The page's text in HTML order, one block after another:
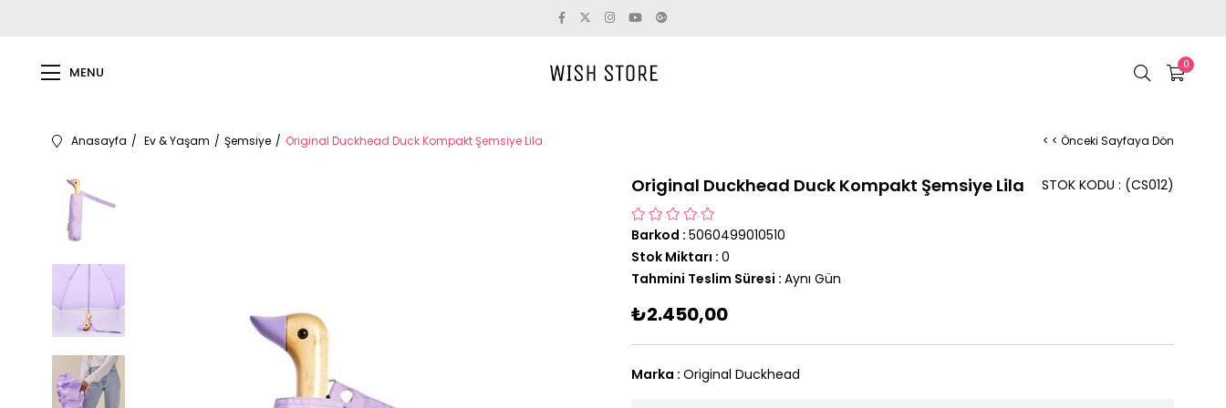
MENU 0
Anasayfa Ev & Yaşam Şemsiye Original Duckhead Duck Kompakt Şemsiye Lila < < Önceki Sayfaya Dön
Original Duckhead Duck Kompakt Şemsiye Lila (CS012)
STOK KODU
Barkod : 5060499010510
Stok Miktarı : 0
Tahmini Teslim Süresi : Aynı Gün
₺2.450,00
Marka : Original Duckhead